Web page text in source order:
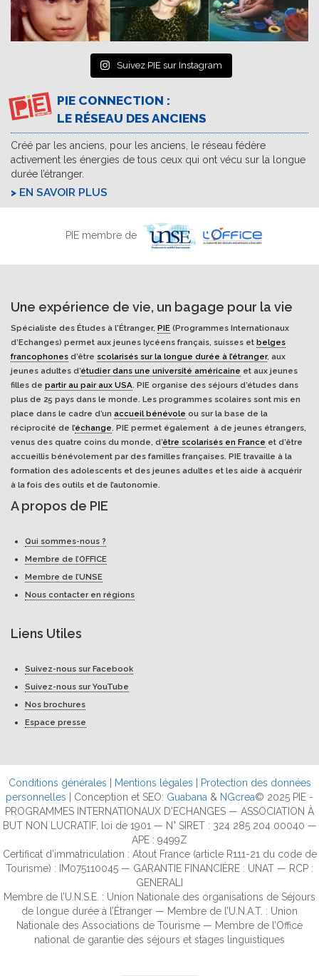
Suivez PIE sur Instagram
PIE CONNECTION :
LE RÉSEAU DES ANCIENS
Créé par les anciens, pour les anciens, le réseau fédère
activement les énergies de tous ceux qui ont vécu sur la longue
durée l’étranger.
EN SAVOIR PLUS
PIE membre de
Une expérience de vie, un bagage pour la vie
Spécialiste des Études à l'Étranger, PIE (Programmes Internationaux
d’Echanges) permet aux jeunes lycéens français, suisses et belges
francophones d’être scolarisés sur la longue durée à l’étranger, aux
jeunes adultes d’étudier dans une université américaine et aux jeunes
filles de partir au pair aux USA. PIE organise des séjours d’études dans
plus de 25 pays dans le monde. Les programmes scolaires sont mis en
place dans le cadre d’un accueil bénévole ou sur la base de la
réciprocité de l’échange. PIE permet également à de jeunes étrangers,
venus des quatre coins du monde, d’être scolarisés en France et d’être
accueillis bénévolement par des familles françaises. PIE travaille à la
formation des adolescents et des jeunes adultes et les aide à acquérir
à la fois des outils et de l’autonomie.
A propos de PIE
Qui sommes-nous ?
Membre de l’OFFICE
Membre de l’UNSE
Nous contacter en régions
Liens Utiles
Suivez-nous sur Facebook
Suivez-nous sur YouTube
Nos brochures
Espace presse
Conditions générales Mentions légales
Protection des données
personnelles | Conception et SEO: Guabana & NGcrea© 2025 PIE -
PROGRAMMES INTERNATIONAUX D'ECHANGES — ASSOCIATION À
BUT NON LUCRATIF, loi de 1901 — N° SIRET : 324 285 204 00040 —
APE : 9499Z
Certificat d’immatriculation : Atout France (article R111-21 du code de
Tourisme) : IM075110045 — GARANTIE FINANCIÈRE : UNAT — RCP :
GENERALI
Membre de l’U.N.S.E. : Union Nationale des organisations de Séjours
de longue durée à l’Étranger — Membre de l’U.N.A.T. : Union
Nationale des Associations de Tourisme — Membre de l’Office
national de garantie des séjours et stages linguistiques